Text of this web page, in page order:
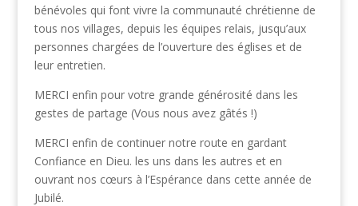
bénévoles qui font vivre la communauté chrétienne de
tous nos villages, depuis les équipes relais, jusqu’aux
personnes chargées de l’ouverture des églises et de
leur entretien.
MERCI enfin pour votre grande générosité dans les
gestes de partage (Vous nous avez gâtés !)
MERCI enfin de continuer notre route en gardant
Confiance en Dieu. les uns dans les autres et en
ouvrant nos cœurs à l’Espérance dans cette année de
Jubilé.